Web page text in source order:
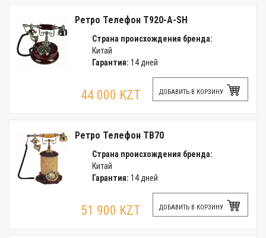
Ретро Телефон T920-A-SH
Страна происхождения бренда:
Китай
Гарантия: 14 дней
44 000 KZT ДОБАВИТЬ В КОРЗИНУ
Ретро Телефон TB70
Страна происхождения бренда:
Китай
Гарантия: 14 дней
51 900 KZT ДОБАВИТЬ В КОРЗИНУ